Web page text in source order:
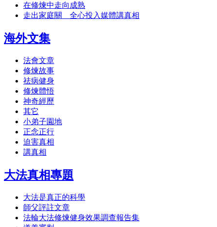
在修煉中走向成熟
走出家庭關 全心投入媒體講真相
海外文集
法會文章
修煉故事
祛病健身
修煉體悟
神奇經歷
其它
小弟子園地
正念正行
迫害真相
講真相
大法真相專題
大法是真正的科學
師父評註文章
法輪大法修煉健身效果調查報告集